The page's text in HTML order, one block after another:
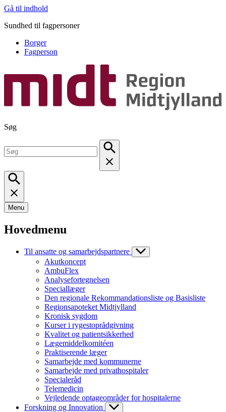
Gå til indhold
Sundhed til fagpersoner
Borger
Fagperson
Søg
Menu
Hovedmenu
Til ansatte og samarbejdspartnere
Akutkoncept
AmbuFlex
Analysefortegnelsen
Speciallæger
Den regionale Rekommandationsliste og Basisliste
Regionsapoteket Midtjylland
Kronisk sygdom
Kurser i rygestoprådgivning
Kvalitet og patientsikkerhed
Lægemiddelkomitéen
Praktiserende læger
Samarbejde med kommunerne
Samarbejde med privathospitaler
Specialeråd
Telemedicin
Vejledende optageområder for hospitalerne
Forskning og Innovation